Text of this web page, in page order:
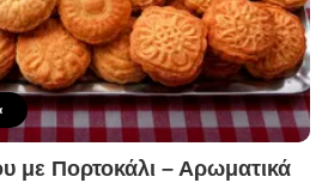
με Πορτοκάλι – Αρωματικά